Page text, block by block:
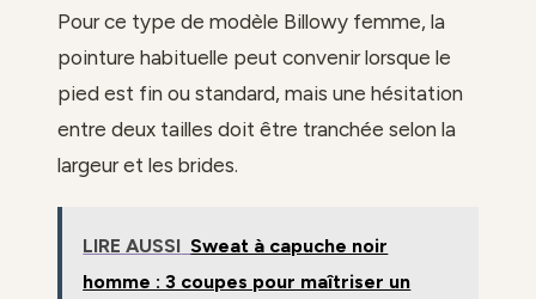
Pour ce type de modèle Billowy femme, la
pointure habituelle peut convenir lorsque le
pied est fin ou standard, mais une hésitation
entre deux tailles doit être tranchée selon la
largeur et les brides.
LIRE AUSSI Sweat à capuche noir
homme : 3 coupes pour maîtriser un